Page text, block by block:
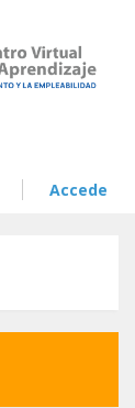
Accede